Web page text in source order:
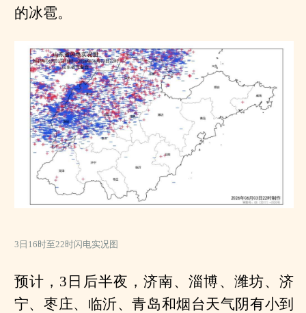
的冰雹。
3日16时至22时闪电实况图
预计，3日后半夜，济南、淄博、潍坊、济
宁、枣庄、临沂、青岛和烟台天气阴有小到